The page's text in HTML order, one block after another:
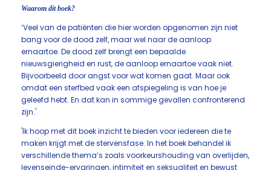
Waarom dit boek?
‘Veel van de patiënten die hier worden opgenomen zijn niet
bang voor de dood zelf, maar wel naar de aanloop
ernaartoe. De dood zelf brengt een bepaalde
nieuwsgierigheid en rust, de aanloop ernaartoe vaak niet.
Bijvoorbeeld door angst voor wat komen gaat. Maar ook
omdat een sterfbed vaak een afspiegeling is van hoe je
geleefd hebt. En dat kan in sommige gevallen confronterend
zijn.'
'Ik hoop met dit boek inzicht te bieden voor iedereen die te
maken krijgt met de stervensfase. In het boek behandel ik
verschillende thema’s zoals voorkeurshouding van overlijden,
levenseinde-ervaringen,intimiteit en seksualiteiten bewust